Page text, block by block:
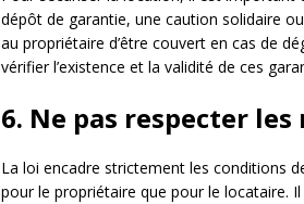
dépôt de garantie, une caution solidaire
au propriétaire d’être couvert en cas de
vérifier l’existence et la validité de ces
6. Ne pas respecter
La loi encadre strictement les conditions
pour le propriétaire que pour le locataire.